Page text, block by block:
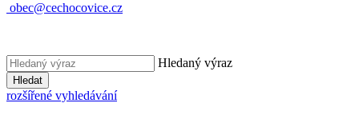
obec@cechocovice.cz
Hledaný výraz
Hledat
rozšířené vyhledávání